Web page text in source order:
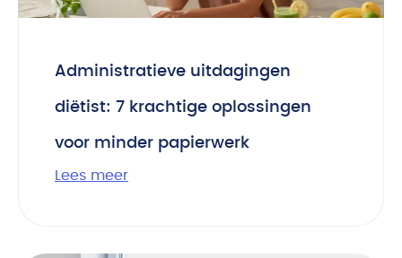
Administratieve uitdagingen
diëtist: 7 krachtige oplossingen
voor minder papierwerk
Lees meer